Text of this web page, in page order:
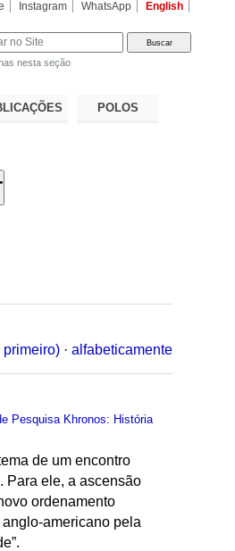
Instagram WhatsApp English
nesta seção
POLOS
primeiro) · alfabeticamente
Pesquisa Khronos: História
de um encontro
Para ele, a ascensão
ordenamento
americano pela